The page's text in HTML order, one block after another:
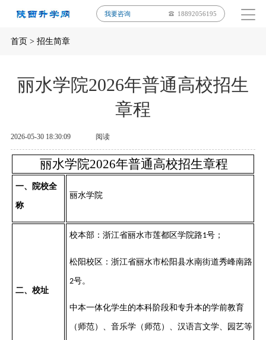
我要咨询 18892056195
首页> 招生简章
丽水学院2026年普通高校招生
章程
2026-05-30 18:30:09 阅读
丽水学院2026年普通高校招生章程
一、院校全
称
丽水学院
二、校址
校本部：浙江省丽水市莲都区学院路1号；
松阳校区：浙江省丽水市松阳县水南街道秀峰南路
2号。
中本一体化学生的本科阶段和专升本的学前教育
（师范）、音乐学（师范）、汉语言文学、园艺等